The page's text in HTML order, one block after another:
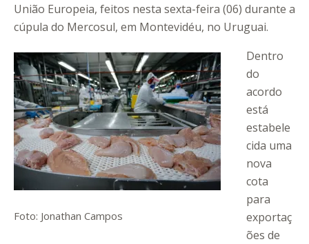
União Europeia, feitos nesta sexta-feira (06) durante a
cúpula do Mercosul, em Montevidéu, no Uruguai.
Foto: Jonathan Campos
Dentro
do
acordo
está
estabele
cida uma
nova
cota
para
exportaç
ões de